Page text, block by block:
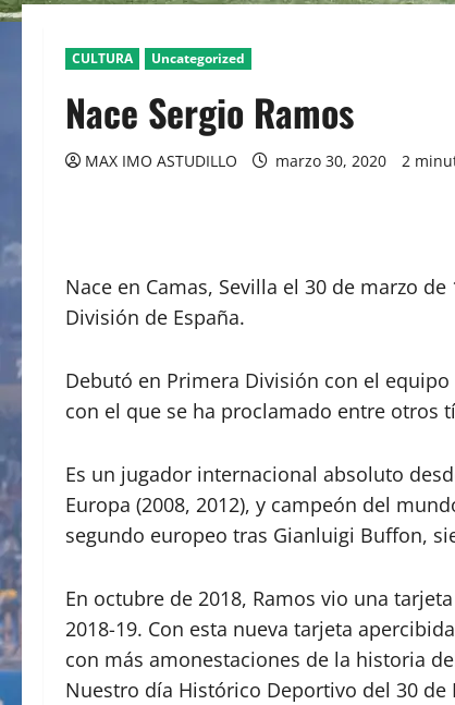
CULTURA Uncategorized
Nace Sergio Ramos
MAX IMO ASTUDILLO marzo 30, 2020 2
Nace en Camas, Sevilla el 30 de marzo
División de España.
Debutó en Primera División con el
con el que se ha proclamado entre otros
Es un jugador internacional absoluto
Europa (2008, 2012), y campeón del
segundo europeo tras Gianluigi Buffon,
En octubre de 2018, Ramos vio una
2018-19. Con esta nueva tarjeta
con más amonestaciones de la historia
Nuestro día Histórico Deportivo del 30